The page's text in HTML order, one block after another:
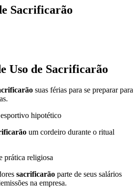
Sacrificarão
Uso de Sacrificarão
suas férias para se preparar para
hipotético
um cordeiro durante o ritual
prática religiosa
sacrificarão parte de seus salários
na empresa.